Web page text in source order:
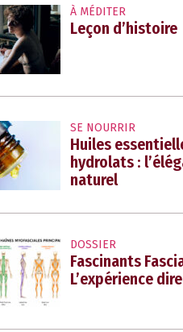
À MÉDITER
Leçon d’histoire
SE NOURRIR
Huiles
hydrolats :
naturel
DOSSIER
Fascinants
L’expérience